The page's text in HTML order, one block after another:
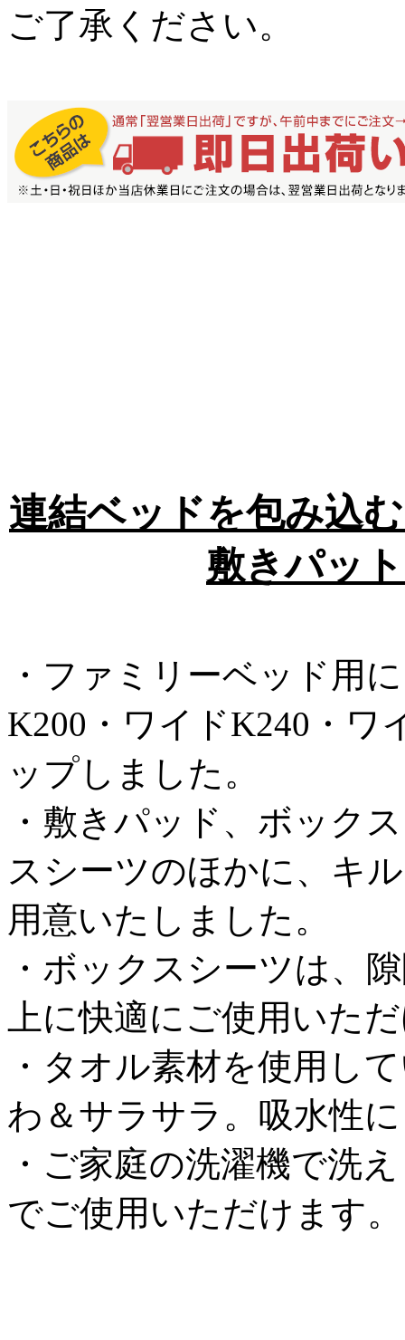
ご了承ください。
連結ベッドを包み込
敷きパッ
・ファミリーベッド用
K200・ワイドK240・ワ
ップしました。
・敷きパッド、ボック
スシーツのほかに、キ
用意いたしました。
・ボックスシーツは、
上に快適にご使用いた
・タオル素材を使用し
わ＆サラサラ。吸水性
・ご家庭の洗濯機で洗
でご使用いただけます。